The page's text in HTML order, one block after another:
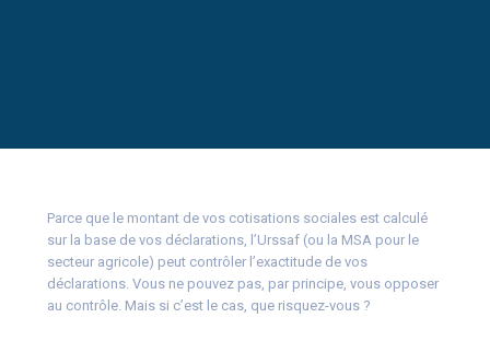
Parce que le montant de vos cotisations sociales est calculé
sur la base de vos déclarations, l’Urssaf (ou la MSA pour le
secteur agricole) peut contrôler l’exactitude de vos
déclarations. Vous ne pouvez pas, par principe, vous opposer
au contrôle. Mais si c’est le cas, que risquez-vous ?